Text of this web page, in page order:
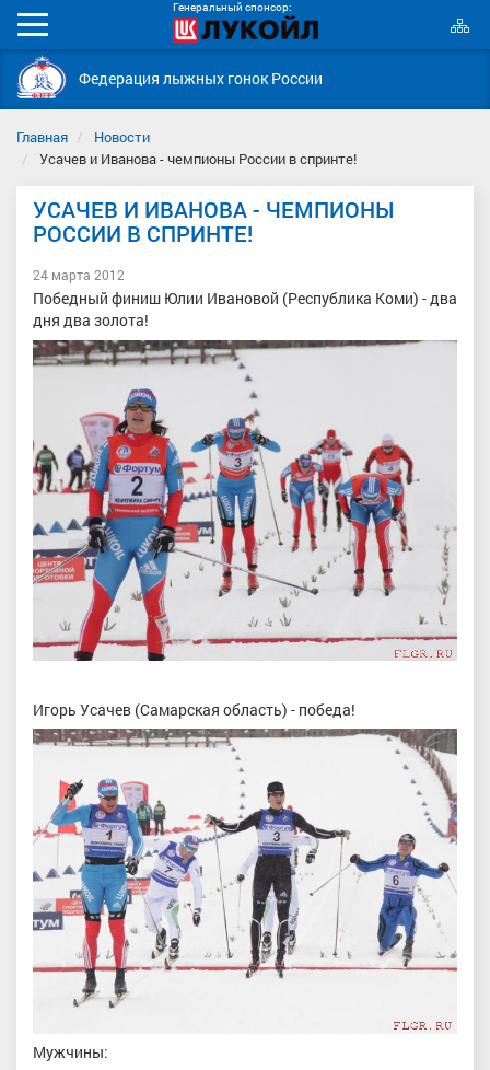
Генеральный спонсор:
Мобильное
меню
Федерация лыжных гонок России
Главная
Новости
Усачев и Иванова - чемпионы России в спринте!
УСАЧЕВ И ИВАНОВА - ЧЕМПИОНЫ
РОССИИ В СПРИНТЕ!
24 марта 2012
Победный финиш Юлии Ивановой (Республика Коми) - два
дня два золота!
Игорь Усачев (Самарская область) - победа!
Мужчины: